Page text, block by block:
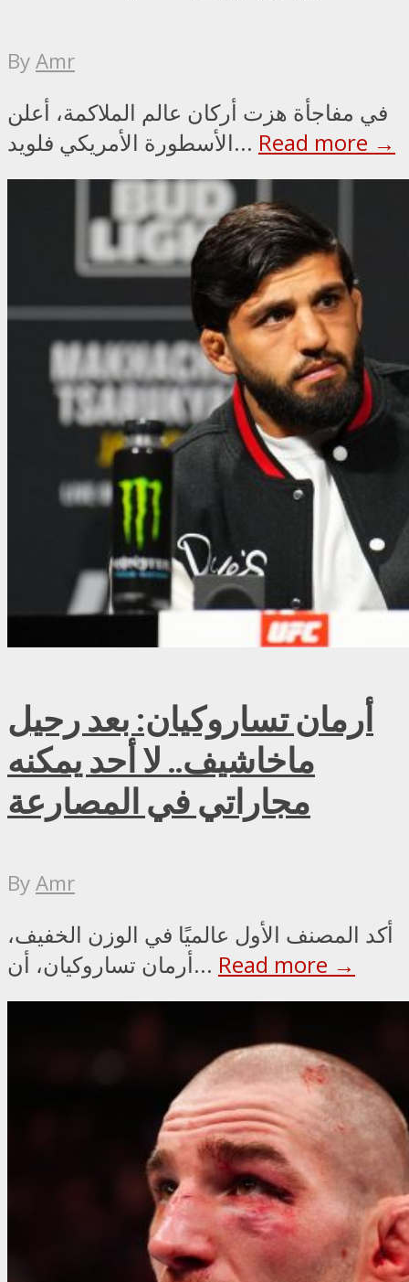
ByAmr
في مفاجأة هزت أركان عالم الملاكمة، أعلن
الأسطورة الأمريكي فلويد... Read more →
أرمان تساروكيان: بعد رحيل
ماخاشيف.. لا أحد يمكنه
مجاراتي في المصارعة
ByAmr
أكد المصنف الأول عالميًا في الوزن الخفيف،
أرمان تساروكيان، أن... Read more →